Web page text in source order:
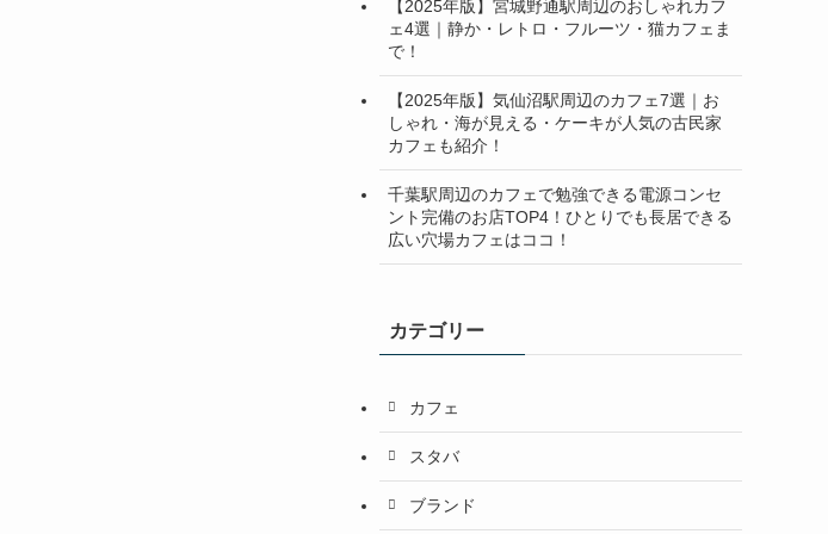
【2025年版】宮城野通駅周辺のおしゃれカフ
ェ4選｜静か・レトロ・フルーツ・猫カフェま
で！
【2025年版】気仙沼駅周辺のカフェ7選｜お
しゃれ・海が見える・ケーキが人気の古民家
カフェも紹介！
千葉駅周辺のカフェで勉強できる電源コンセ
ント完備のお店TOP4！ひとりでも長居できる
広い穴場カフェはココ！
カテゴリー
カフェ
スタバ
ブランド